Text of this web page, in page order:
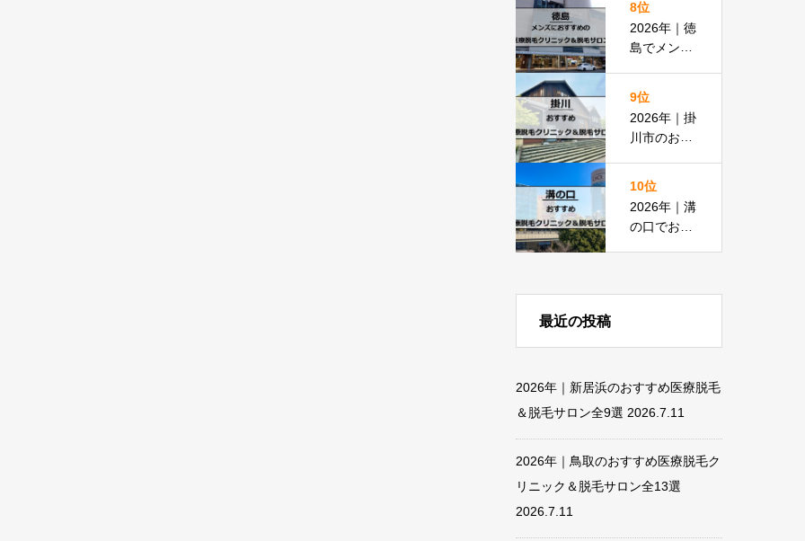
＆脱毛サロ
ン全15選
8位
2026年｜徳
島でメンズ
脱毛＆脱毛
サロン全15
選
9位
2026年｜掛
川市のおす
毛クリニッ
ク＆脱毛サ
ロン全11選
10位
2026年｜溝
の口でおす
最近の投稿
2026年｜新居浜のおすすめ医療脱毛
＆脱毛サロン全9選 2026.7.11
2026年｜鳥取のおすすめ医療脱毛ク
リニック＆脱毛サロン全13選
2026.7.11